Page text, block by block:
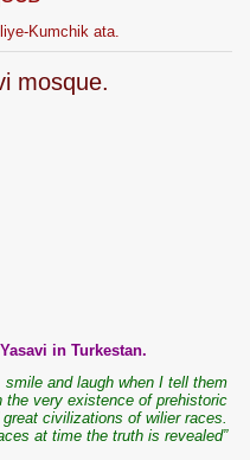
Kumchik ata.
mosque.
in Turkestan.
smile and laugh when I tell them
the very existence of prehistoric
civilizations of wilier races.
at time the truth is revealed”